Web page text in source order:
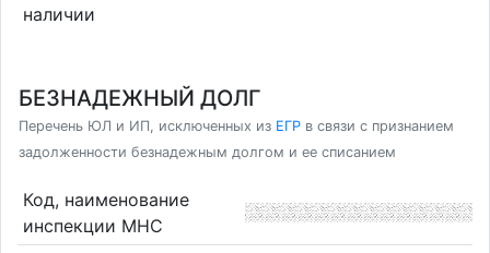
наличии
БЕЗНАДЕЖНЫЙ ДОЛГ
Перечень ЮЛ и ИП, исключенных из ЕГР в связи с признанием
задолженности безнадежным долгом и ее списанием
Код, наименование
инспекции МНС